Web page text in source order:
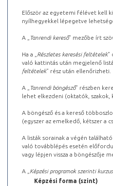
Először az egyetemi félévet kell
nyílhegyekkel lépegetve
A „ Tanrendi kereső” mezőbe írt
Ha a „ Részletes keresési feltételek”
való kattintás után megjelenő
feltételek” rész után ellenőrizheti.
A „ Tanrendi böngésző” részben
lehet elkezdeni (oktatók, szakok,
A böngésző és a kereső
(egyszer az emelkedő, kétszer a
A listák sorainak a végén
való továbblépés esetén
vagy lépjen vissza a böngészője
A „ Képzési programok szerinti
Képzési forma (szint)